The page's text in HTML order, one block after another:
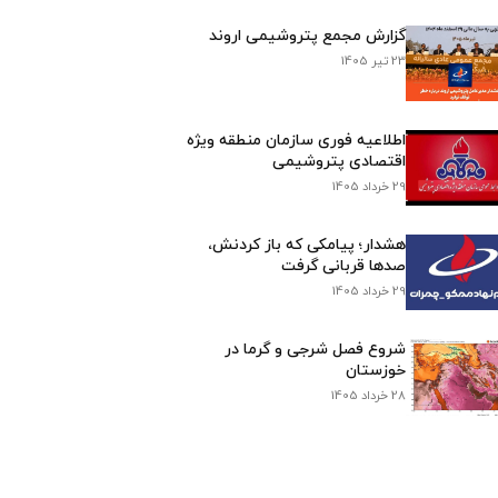
گزارش مجمع پتروشیمی اروند
23 تیر 1405
اطلاعیه فوری سازمان منطقه ویژه
اقتصادی پتروشیمی
29 خرداد 1405
هشدار؛ پیامکی که باز کردنش،
صدها قربانی گرفت
29 خرداد 1405
شروع فصل شرجی و گرما در
خوزستان
28 خرداد 1405